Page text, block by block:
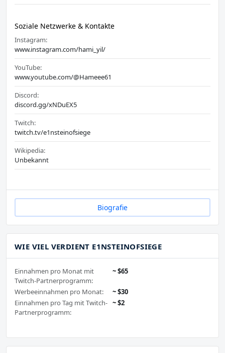
Soziale Netzwerke & Kontakte
Instagram:
www.instagram.com/hami_yil/
YouTube:
www.youtube.com/@Hameee61
Discord:
discord.gg/xNDuEX5
Twitch:
twitch.tv/e1nsteinofsiege
Wikipedia:
Unbekannt
Biografie
WIE VIEL VERDIENT E1NSTEINOFSIEGE
Einnahmen pro Monat mit
Twitch-Partnerprogramm:
~ $65
Werbeeinnahmen pro Monat:
~ $30
Einnahmen pro Tag mit Twitch-
Partnerprogramm:
~ $2